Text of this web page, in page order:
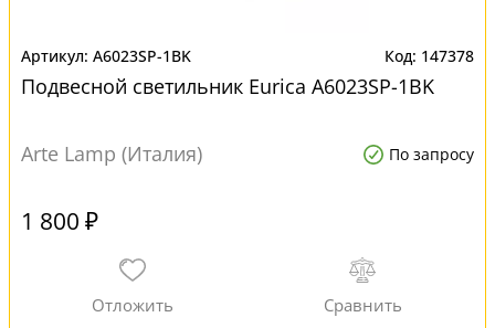
A6023SP-1BK 147378
Подвесной светильник Eurica A6023SP-1BK
Arte Lamp (Италия) По запросу
1 800 ₽